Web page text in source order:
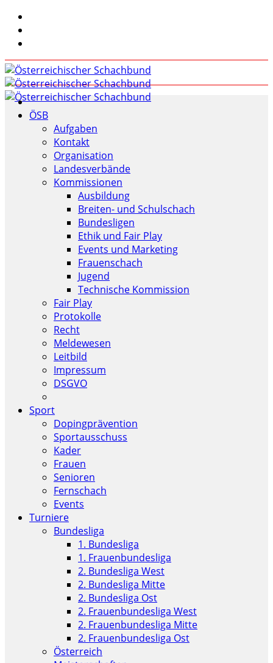
ÖSB
Aufgaben
Kontakt
Organisation
Landesverbände
Kommissionen
Ausbildung
Breiten- und Schulschach
Bundesligen
Ethik und Fair Play
Events und Marketing
Frauenschach
Jugend
Technische Kommission
Fair Play
Protokolle
Recht
Meldewesen
Leitbild
Impressum
DSGVO
Sport
Dopingprävention
Sportausschuss
Kader
Frauen
Senioren
Fernschach
Events
Turniere
Bundesliga
1. Bundesliga
1. Frauenbundesliga
2. Bundesliga West
2. Bundesliga Mitte
2. Bundesliga Ost
2. Frauenbundesliga West
2. Frauenbundesliga Mitte
2. Frauenbundesliga Ost
Österreich